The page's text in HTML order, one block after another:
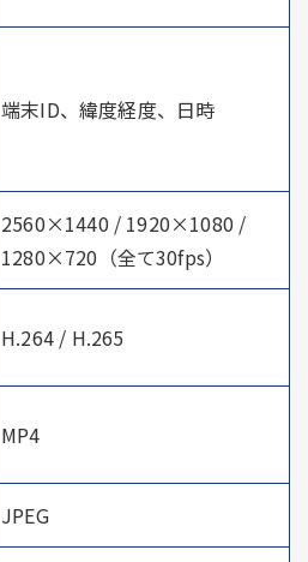
端末ID、緯度経度、日時
2560×1440 / 1920×1080 /
1280×720（全て30fps）
H.264 / H.265
MP4
JPEG